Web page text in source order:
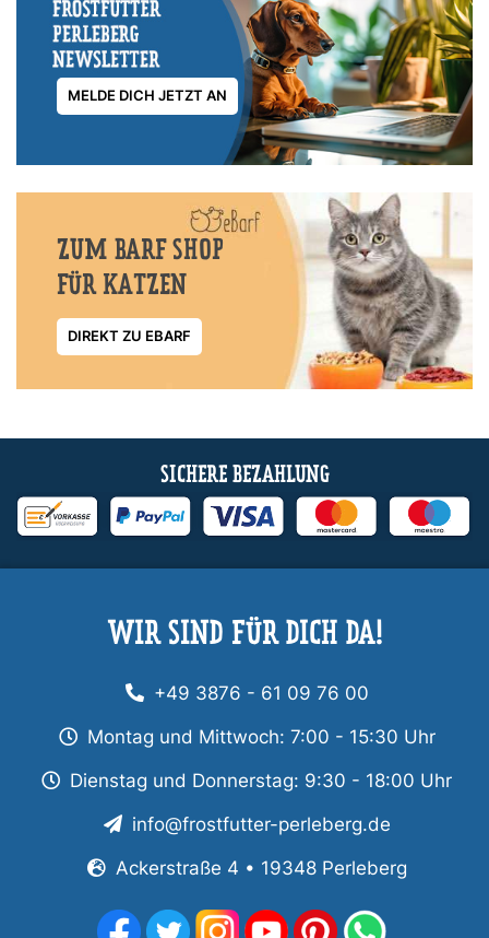
MELDE DICH JETZT AN
ZUM BARF SHOP
FÜR KATZEN
DIREKT ZU EBARF
SICHERE BEZAHLUNG
WIR SIND FÜR DICH DA!
+49 3876 - 61 09 76 00
Montag und Mittwoch: 7:00 - 15:30 Uhr
Dienstag und Donnerstag: 9:30 - 18:00 Uhr
info@frostfutter-perleberg.de
Ackerstraße 4 • 19348 Perleberg